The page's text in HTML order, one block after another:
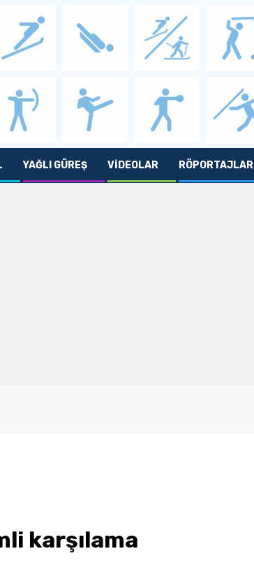
YAĞLI GÜREŞ VIDEOLAR RÖPORTAJLAR
karşılama